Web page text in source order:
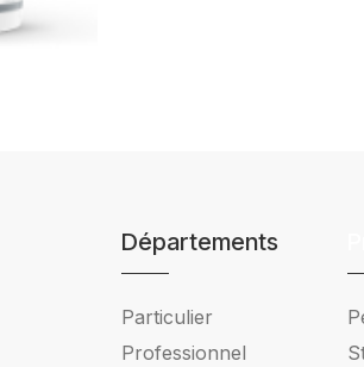
Départements
Particulier
Professionnel